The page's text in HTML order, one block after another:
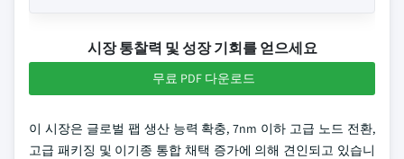
시장 통찰력 및 성장 기회를 얻으세요
무료 PDF 다운로드
이 시장은 글로벌 팹 생산 능력 확충, 7nm 이하 고급 노드 전환,
고급 패키징 및 이기종 통합 채택 증가에 의해 견인되고 있습니